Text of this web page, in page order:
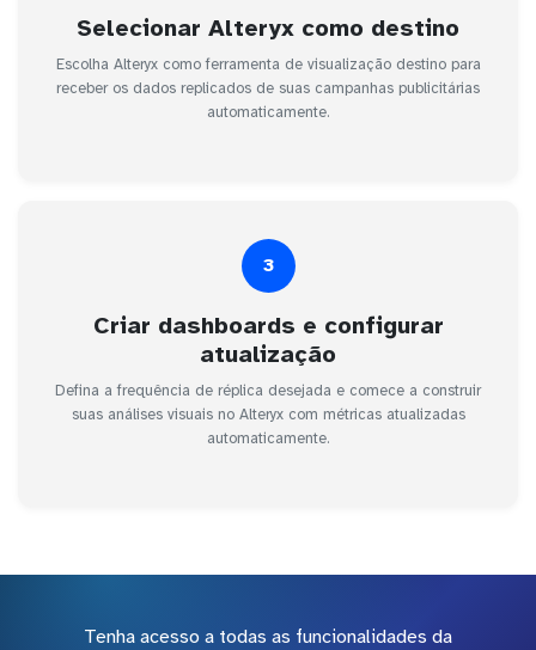
Selecionar Alteryx como destino
Escolha Alteryx como ferramenta de visualização destino para
receber os dados replicados de suas campanhas publicitárias
automaticamente.
3
Criar dashboards e configurar
atualização
Defina a frequência de réplica desejada e comece a construir
suas análises visuais no Alteryx com métricas atualizadas
automaticamente.
Tenha acesso a todas as funcionalidades da